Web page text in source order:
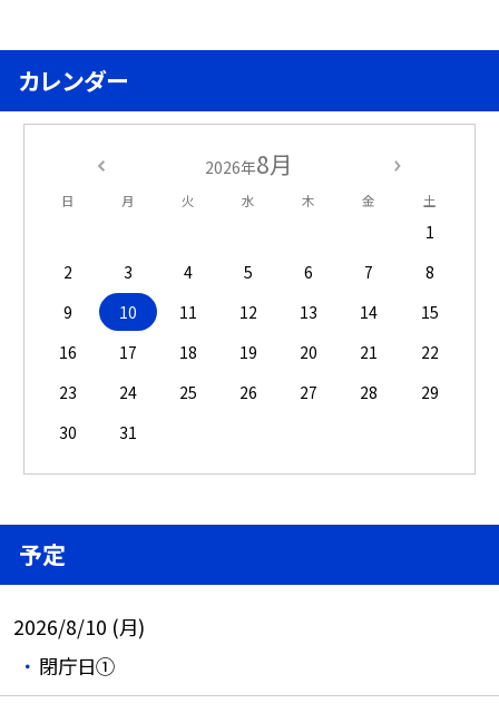
カレンダー
2026年8月
日 月 火 水 木 金 土
1
2
3 4 5 6 7
8
9
10 11 12 13 14
15
16
17 18 19 20 21
22
23
24 25 26 27 28
29
30
31
予定
2026/8/10 (月)
閉庁日①